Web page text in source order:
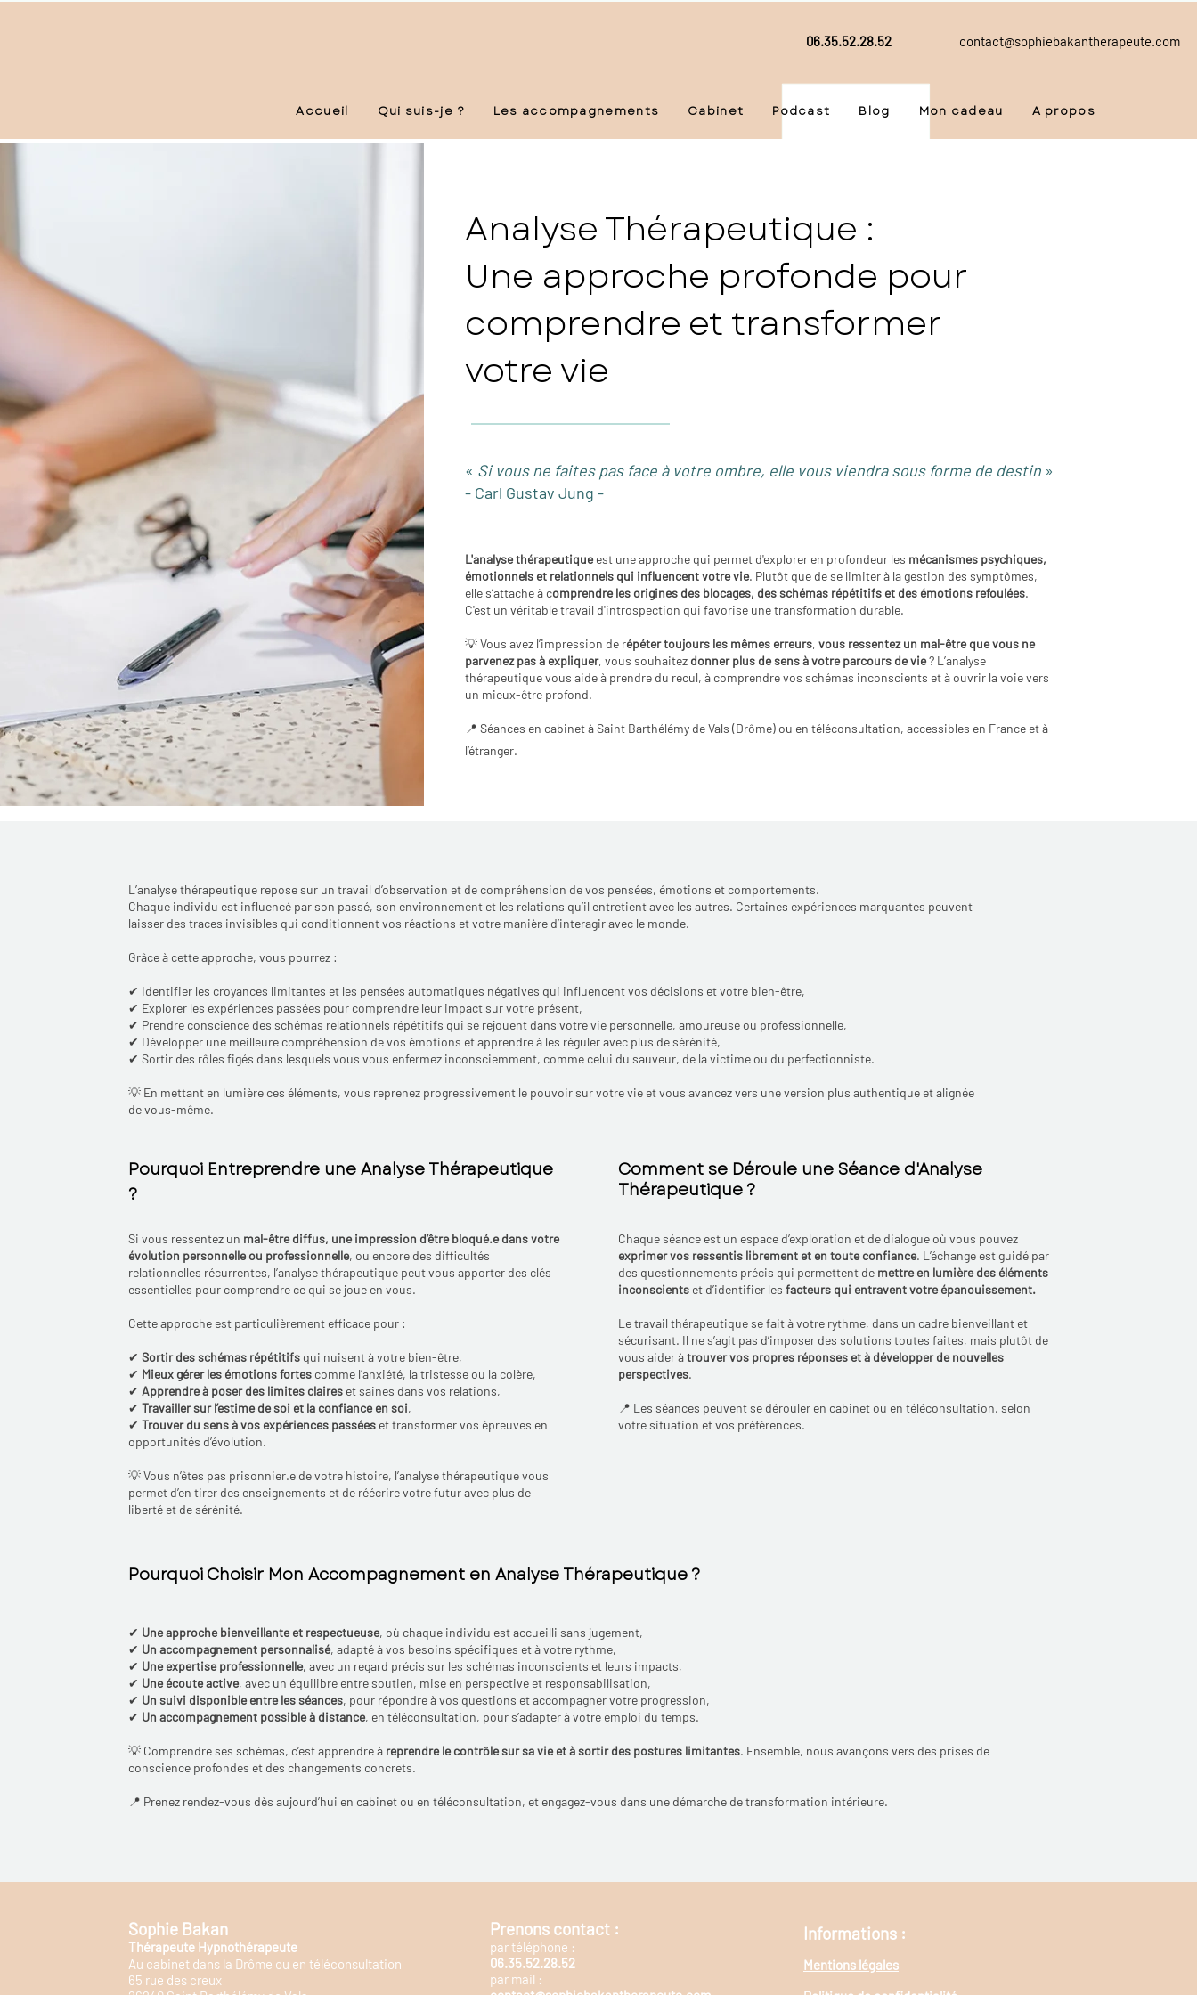
contact@sophiebakantherapeute.com
06.35.52.28.52
Accueil Qui suis-je ? Les accompagnements Cabinet Podcast Blog Mon cadeau A propos
Sophie 6
ue le puy en velay, thérapie de couple le
puy en velay,
relaxation le puy en velay,
sexologue haute loire, thérapie de couple haute
loire, relaxation haute loire,
conseiller conjugal le puy en velay, conseiller
conjugal haute loire,
Hypnose puy en velay, hypnose haute loire,
auvergne, sophrologie le puy en velay, sophrologie
haute loire, therapeute, psychologue le puy en
velay, psychologue haute loire
Analyse Thérapeutique :
Une approche profonde pour
comprendre et transformer
votre vie
« Si vous ne faites pas face à votre ombre, elle vous viendra sous forme de destin »
- Carl Gustav Jung -
L'analyse thérapeutiqueest une approche qui permet d'explorer en profondeur les mécanismes psychiques,
émotionnels et relationnels qui influencent votre vie. Plutôt que de se limiter à la gestion des symptômes,
elle s’attache à comprendre les origines des blocages, des schémas répétitifs et des émotions refoulées.
C'est un véritable travail d'introspection qui favorise une transformation durable.
💡 Vous avez l’impression de répéter toujours les mêmes erreurs, vous ressentez un mal-être que vous ne
parvenez pas à expliquer, vous souhaitez donner plus de sens à votre parcours de vie? L’analyse
thérapeutique vous aide à prendre du recul, à comprendre vos schémas inconscients et à ouvrir la voie vers
un mieux-être profond.
📍 Séances en cabinet à Saint Barthélémy de Vals (Drôme) ou en téléconsultation, accessibles en France et à
l’étranger.
L’analyse thérapeutique repose sur un travail d’observation et de compréhension de vos pensées, émotions et comportements.
Chaque individu est influencé par son passé, son environnement et les relations qu’il entretient avec les autres. Certaines expériences marquantes peuvent
laisser des traces invisibles qui conditionnent vos réactions et votre manière d’interagir avec le monde.
Grâce à cette approche, vous pourrez :
✔ Identifier les croyances limitantes et les pensées automatiques négatives qui influencent vos décisions et votre bien-être,
✔ Explorer les expériences passées pour comprendre leur impact sur votre présent,
✔ Prendre conscience des schémas relationnels répétitifs qui se rejouent dans votre vie personnelle, amoureuse ou professionnelle,
✔ Développer une meilleure compréhension de vos émotions et apprendre à les réguler avec plus de sérénité,
✔ Sortir des rôles figés dans lesquels vous vous enfermez inconsciemment, comme celui du sauveur, de la victime ou du perfectionniste.
💡 En mettant en lumière ces éléments, vous reprenez progressivement le pouvoir sur votre vie et vous avancez vers une version plus authentique et alignée
de vous-même.
Pourquoi Entreprendre une Analyse Thérapeutique
?
Si vous ressentez un mal-être diffus, une impression d’être bloqué.e dans votre
évolution personnelle ou professionnelle, ou encore des difficultés
relationnelles récurrentes, l’analyse thérapeutique peut vous apporter des clés
essentielles pour comprendre ce qui se joue en vous.
Cette approche est particulièrement efficace pour :
✔ Sortir des schémas répétitifs qui nuisent à votre bien-être,
✔ Mieux gérer les émotions fortes comme l’anxiété, la tristesse ou la colère,
✔ Apprendre à poser des limites claires et saines dans vos relations,
✔ Travailler sur l’estime de soi et la confiance en soi,
✔ Trouver du sens à vos expériences passées et transformer vos épreuves en
opportunités d’évolution.
💡 Vous n’êtes pas prisonnier.e de votre histoire, l’analyse thérapeutique vous
permet d’en tirer des enseignements et de réécrire votre futur avec plus de
liberté et de sérénité.
Comment se Déroule une Séance d'Analyse
Thérapeutique ?
Chaque séance est un espace d’exploration et de dialogue où vous pouvez
exprimer vos ressentis librement et en toute confiance. L’échange est guidé par
des questionnements précis qui permettent de mettre en lumière des éléments
inconscients et d’identifier les facteurs qui entravent votre épanouissement.
Le travail thérapeutique se fait à votre rythme, dans un cadre bienveillant et
sécurisant. Il ne s’agit pas d’imposer des solutions toutes faites, mais plutôt de
vous aider àtrouver vos propres réponses et à développer de nouvelles
perspectives.
📍 Les séances peuvent se dérouler en cabinet ou en téléconsultation, selon
votre situation et vos préférences.
Pourquoi Choisir Mon Accompagnement en Analyse Thérapeutique ?
✔ Une approche bienveillante et respectueuse, où chaque individu est accueilli sans jugement,
✔ Un accompagnement personnalisé, adapté à vos besoins spécifiques et à votre rythme,
✔ Une expertise professionnelle, avec un regard précis sur les schémas inconscients et leurs impacts,
✔ Une écoute active, avec un équilibre entre soutien, mise en perspective et responsabilisation,
✔ Un suivi disponible entre les séances, pour répondre à vos questions et accompagner votre progression,
✔ Un accompagnement possible à distance, en téléconsultation, pour s’adapter à votre emploi du temps.
💡 Comprendre ses schémas, c’est apprendre à reprendre le contrôle sur sa vie et à sortir des postures limitantes. Ensemble, nous avançons vers des prises de
conscience profondes et des changements concrets.
📍 Prenez rendez-vous dès aujourd’hui en cabinet ou en téléconsultation, et engagez-vous dans une démarche de transformation intérieure.
Sophie Bakan
Thérapeute Hypnothérapeute
Au cabinet dans la Drôme ou en téléconsultation
65 rue des creux
Prenons contact :
par téléphone :
06.35.52.28.52
par mail :
Informations :
Mentions légales